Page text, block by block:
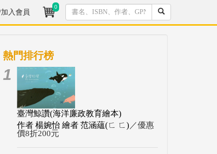
入會員
0
熱門排行榜
1
臺灣鯨讚(海洋廉政教育繪本)
作者 楊婉怡 繪者 范涵蘊(ㄈ ㄈ) ／優惠
價8折200元